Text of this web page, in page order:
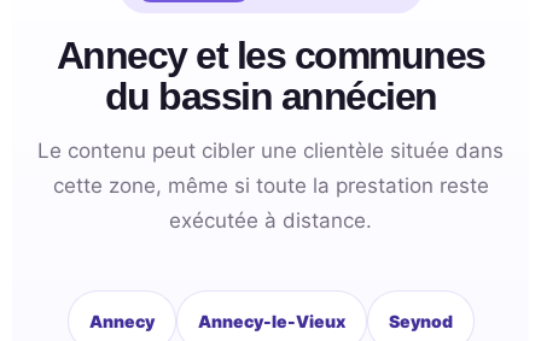
Annecy et les communes
du bassin annécien
Le contenu peut cibler une clientèle située dans
cette zone, même si toute la prestation reste
exécutée à distance.
Annecy Annecy-le-Vieux Seynod